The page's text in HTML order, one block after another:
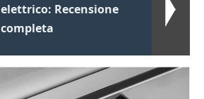
elettrico: Recensione
completa